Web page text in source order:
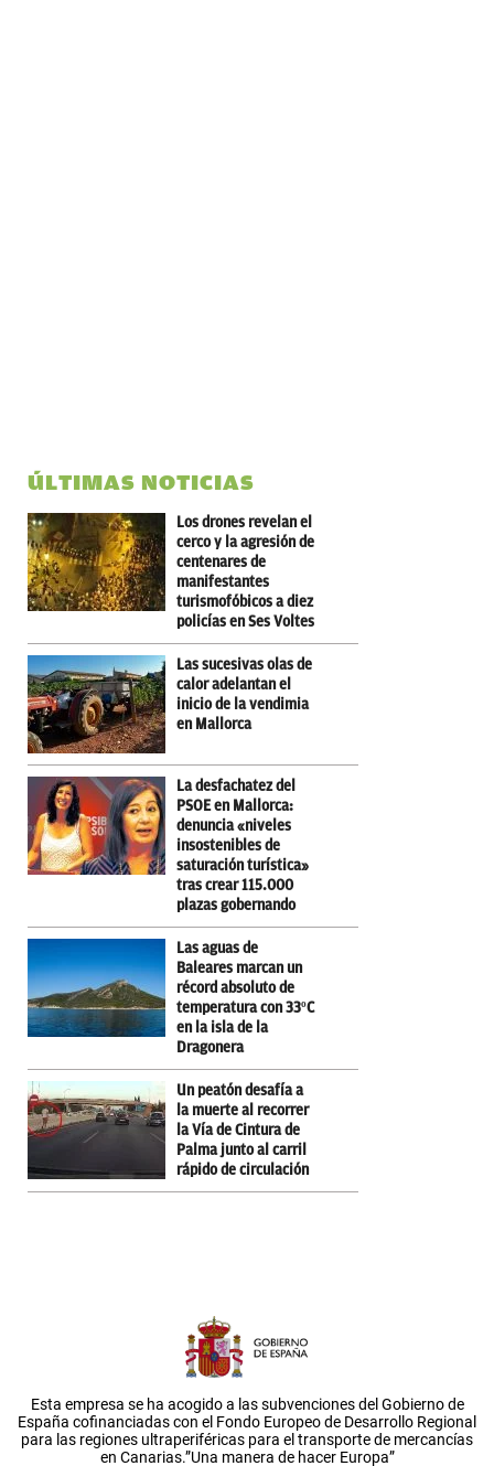
ÚLTIMAS NOTICIAS
Los drones revelan el
cerco y la agresión de
centenares de
manifestantes
turismofóbicos a diez
policías en Ses Voltes
Las sucesivas olas de
calor adelantan el
inicio de la vendimia
en Mallorca
La desfachatez del
PSOE en Mallorca:
denuncia «niveles
insostenibles de
saturación turística»
tras crear 115.000
plazas gobernando
Las aguas de
Baleares marcan un
récord absoluto de
temperatura con 33ºC
en la isla de la
Dragonera
Un peatón desafía a
la muerte al recorrer
la Vía de Cintura de
Palma junto al carril
rápido de circulación
Esta empresa se ha acogido a las subvenciones del Gobierno de
España cofinanciadas con el Fondo Europeo de Desarrollo Regional
para las regiones ultraperiféricas para el transporte de mercancías
en Canarias.”Una manera de hacer Europa”